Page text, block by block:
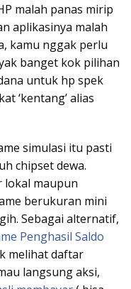
malah panas mirip
aplikasinya malah
kamu nggak perlu
banget kok pilihan
untuk hp spek
‘kentang’ alias
simulasi itu pasti
chipset dewa.
lokal maupun
berukuran mini
Sebagai alternatif,
Penghasil Saldo
melihat daftar
langsung aksi,